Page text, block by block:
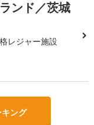
ンド／茨城
レジャー施設
ング